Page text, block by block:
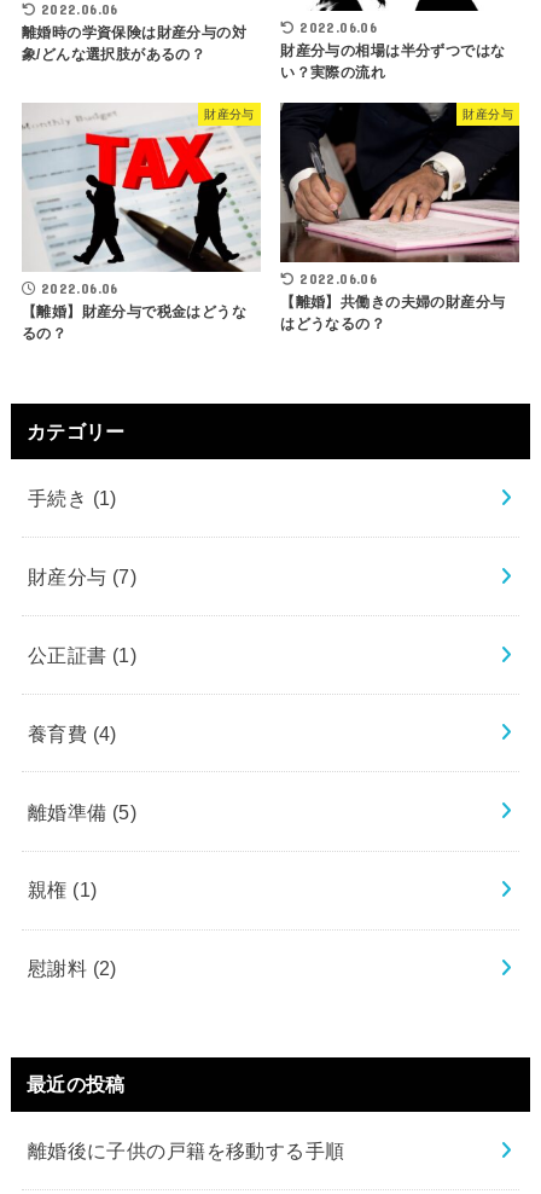
2022.06.06
離婚時の学資保険は財産分与の対
象/どんな選択肢があるの？
2022.06.06
財産分与の相場は半分ずつではな
い？実際の流れ
財産分与
2022.06.06
【離婚】財産分与で税金はどうな
るの？
財産分与
2022.06.06
【離婚】共働きの夫婦の財産分与
はどうなるの？
カテゴリー
手続き (1)
財産分与 (7)
公正証書 (1)
養育費 (4)
離婚準備 (5)
親権 (1)
慰謝料 (2)
最近の投稿
離婚後に子供の戸籍を移動する手順